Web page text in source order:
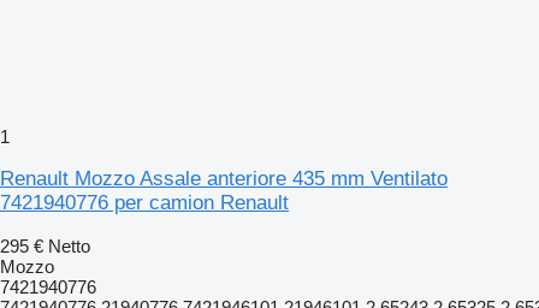
1
Renault Mozzo Assale anteriore 435 mm Ventilato
7421940776 per camion Renault
295 € Netto
Mozzo
7421940776